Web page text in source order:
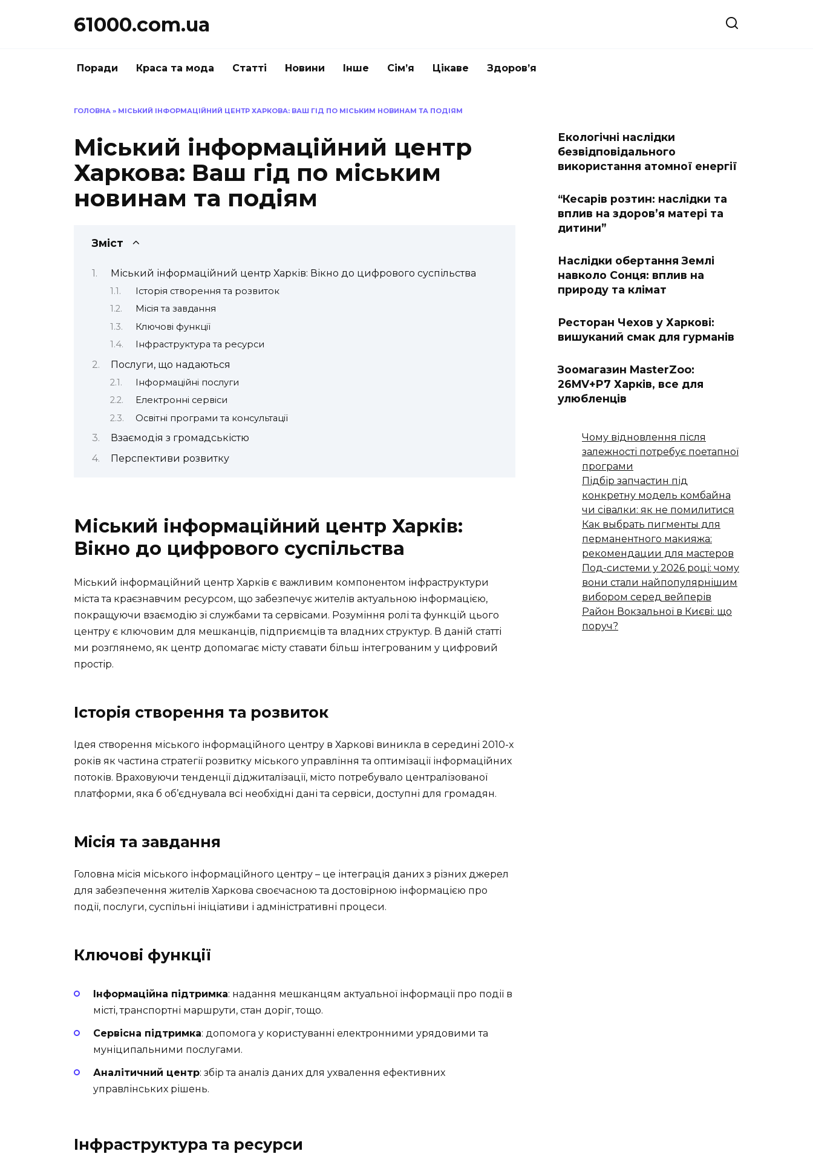
61000.com.ua
Поради Краса та мода Статті Новини Інше Сім’я Цікаве Здоров’я
ГОЛОВНА » МІСЬКИЙ ІНФОРМАЦІЙНИЙ ЦЕНТР ХАРКОВА: ВАШ ГІД ПО МІСЬКИМ НОВИНАМ ТА ПОДІЯМ
Міський інформаційний центр
Харкова: Ваш гід по міським
новинам та подіям
Зміст
Міський інформаційний центр Харків: Вікно до цифрового суспільства
Історія створення та розвиток
Місія та завдання
Ключові функції
Інфраструктура та ресурси
Послуги, що надаються
Інформаційні послуги
Електронні сервіси
Освітні програми та консультації
Взаємодія з громадськістю
Перспективи розвитку
Міський інформаційний центр Харків:
Вікно до цифрового суспільства
Міський інформаційний центр Харків є важливим компонентом інфраструктури
міста та краєзнавчим ресурсом, що забезпечує жителів актуальною інформацією,
покращуючи взаємодію зі службами та сервісами. Розуміння ролі та функцій цього
центру є ключовим для мешканців, підприємців та владних структур. В даній статті
ми розглянемо, як центр допомагає місту ставати більш інтегрованим у цифровий
простір.
Історія створення та розвиток
Ідея створення міського інформаційного центру в Харкові виникла в середині 2010-х
років як частина стратегії розвитку міського управління та оптимізації інформаційних
потоків. Враховуючи тенденції діджиталізації, місто потребувало централізованої
платформи, яка б об’єднувала всі необхідні дані та сервіси, доступні для громадян.
Місія та завдання
Головна місія міського інформаційного центру – це інтеграція даних з різних джерел
для забезпечення жителів Харкова своєчасною та достовірною інформацією про
події, послуги, суспільні ініціативи і адміністративні процеси.
Ключові функції
Інформаційна підтримка: надання мешканцям актуальної інформації про події в
місті, транспортні маршрути, стан доріг, тощо.
Сервісна підтримка: допомога у користуванні електронними урядовими та
муніципальними послугами.
Аналітичний центр: збір та аналіз даних для ухвалення ефективних
управлінських рішень.
Інфраструктура та ресурси
Екологічні наслідки
безвідповідального
використання атомної енергії
“Кесарів розтин: наслідки та
вплив на здоров’я матері та
дитини”
Наслідки обертання Землі
навколо Сонця: вплив на
природу та клімат
Ресторан Чехов у Харкові:
вишуканий смак для гурманів
Зоомагазин MasterZoo:
26MV+P7 Харків, все для
улюбленців
Чому відновлення після
залежності потребує поетапної
програми
Підбір запчастин під
конкретну модель комбайна
чи сівалки: як не помилитися
Как выбрать пигменты для
перманентного макияжа:
рекомендации для мастеров
Под-системи у 2026 році: чому
вони стали найпопулярнішим
вибором серед вейперів
Район Вокзальної в Києві: що
поруч?